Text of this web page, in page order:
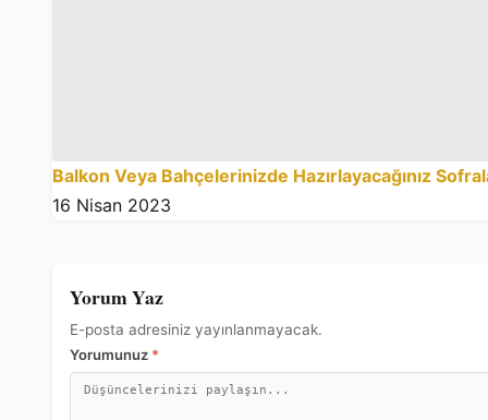
Balkon Veya Bahçelerinizde Hazırlayacağınız
16 Nisan 2023
Yorum Yaz
E-posta adresiniz yayınlanmayacak.
Yorumunuz *